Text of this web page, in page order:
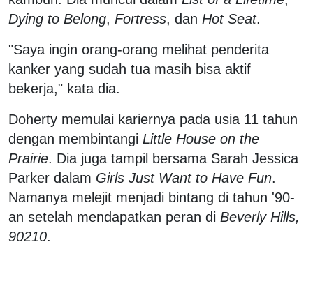
Dying to Belong, Fortress, dan Hot Seat.
"Saya ingin orang-orang melihat penderita
kanker yang sudah tua masih bisa aktif
bekerja," kata dia.
Doherty memulai kariernya pada usia 11 tahun
dengan membintangi Little House on the
Prairie. Dia juga tampil bersama Sarah Jessica
Parker dalam Girls Just Want to Have Fun.
Namanya melejit menjadi bintang di tahun '90-
an setelah mendapatkan peran di Beverly Hills,
90210.